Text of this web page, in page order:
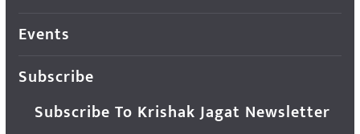
Events
Subscribe
Subscribe To Krishak Jagat Newsletter